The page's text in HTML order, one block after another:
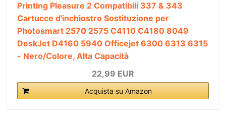
Printing Pleasure 2 Compatibili 337 & 343
Cartucce d'inchiostro Sostituzione per
Photosmart 2570 2575 C4110 C4180 8049
DeskJet D4160 5940 Officejet 6300 6313 6315
- Nero/Colore, Alta Capacità
22,99 EUR
Acquista su Amazon